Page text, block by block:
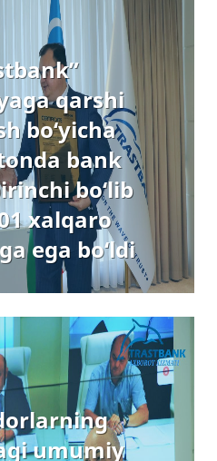
qarshi
bo‘yicha
bank
bo‘lib
xalqaro
ega bo‘ldi
umumiy